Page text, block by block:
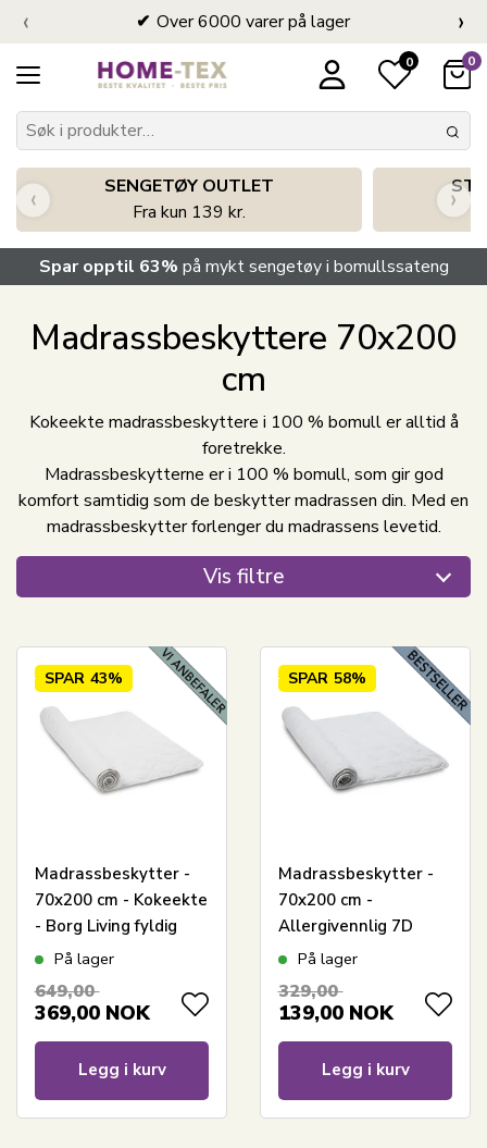
Over 6000 varer på lager
‹ ›
0 0
SENGETØY OUTLET
Fra kun 139 kr.
‹ ›
Spar opptil 63% på mykt sengetøy i bomullssateng
Madrassbeskyttere 70x200
cm
Kokeekte madrassbeskyttere i 100 % bomull er alltid å
foretrekke.
Madrassbeskytterne er i 100 % bomull, som gir god
komfort samtidig som de beskytter madrassen din. Med en
madrassbeskytter forlenger du madrassens levetid.
Vis filtre
SPAR 43%
Madrassbeskytter -
70x200 cm - Kokeekte
- Borg Living fyldig
madrassbeskytter i
bomull
På lager
649,00
369,00 NOK
Legg i kurv
SPAR 58%
Madrassbeskytter -
70x200 cm -
Allergivennlig 7D
mikrofiber - Zen Sleep
På lager
329,00
139,00 NOK
Legg i kurv